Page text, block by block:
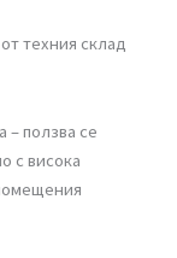
техния склад
– ползва се
с висока